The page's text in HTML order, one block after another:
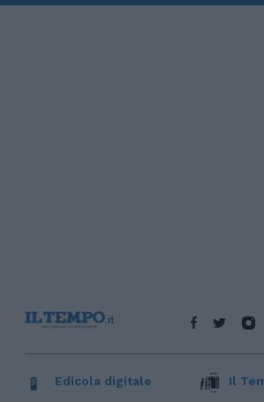
Edicola digitale Il